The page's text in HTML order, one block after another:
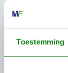
Toestemming